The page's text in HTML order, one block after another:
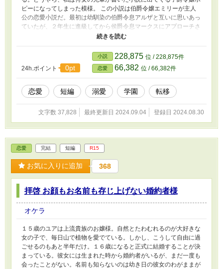
ピーになってしまった模様。 この小説は伯爵令嬢エミリーが主人
公の恋愛小説だ。最初は幼馴染の伯爵令息アルザと互いに思いあっ
ていたが、２年生に進級してから侯爵令息マークスにアプローチさ
れ仲を深めていく。最終的にエミリーはマークスと婚約を結ぶのだ
エミリーとアルザの間に何があったのか……。小説の世界に入り込
んだ私はその理由を思わぬ形で知ってしまい……。
24h.ポイント
0pt
小説 228,875 位 / 228,875件
恋愛 66,382 位 / 66,382件
恋愛 短編 溺愛 学園 転移
文字数 37,828 最終更新日 2024.09.04 登録日 2024.08.30
恋愛 完結 短編 R15
お気に入りに追加 368
拝啓 お顔もお名前も存じ上げない婚約者様
オケラ
１５歳のユアは上流貴族のお嬢様。自然とたわむれるのが大好きな
女の子で、毎日山で植物を愛でている。しかし、こうして自由に過
ごせるのもあと半年だけ。１６歳になると正式に結婚することが決
まっている。彼女には生まれた時から婚約者がいるが、まだ一度も
会ったことがない。名前も知らないのは幼き日の彼女のわがままが